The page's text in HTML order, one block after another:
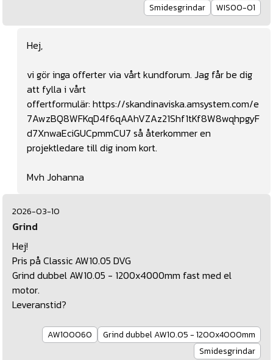
Smidesgrindar WIS00-01
Hej,
vi gör inga offerter via vårt kundforum. Jag får be dig
att fylla i vårt
offertformulär: https://skandinaviska.amsystem.com/e
7AwzBQ8WFKqD4f6qAAhVZAz21Shf1tKf8W8wqhpgyF
d7XnwaEciGUCpmmCU7 så återkommer en
projektledare till dig inom kort.
Mvh Johanna
2026-03-10
Grind
Hej!
Pris på Classic AW10.05 DVG
Grind dubbel AW10.05 - 1200x4000mm fast med el
motor.
Leveranstid?
AW100060
Grind dubbel AW10.05 - 1200x4000mm
Smidesgrindar